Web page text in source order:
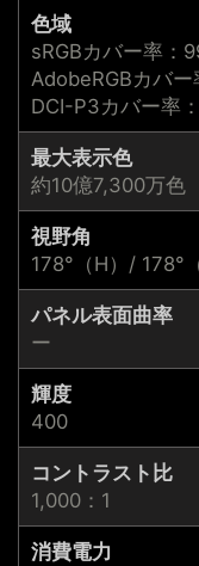
色域
sRGBカバー率：
AdobeRGBカバー
DCI-P3カバー率
最大表示色
約10億7,300万色
視野角
178°（H）/ 178°
パネル表面曲率
ー
輝度
400
コントラスト比
1,000：1
消費電力